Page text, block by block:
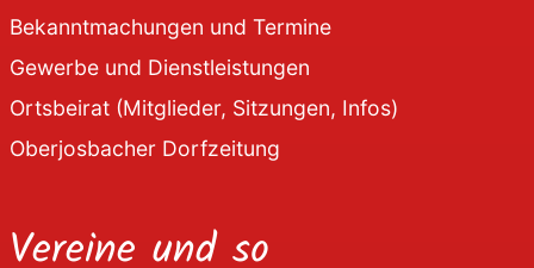
Bekanntmachungen und Termine
Gewerbe und Dienstleistungen
Ortsbeirat (Mitglieder, Sitzungen, Infos)
Oberjosbacher Dorfzeitung
Vereine und so